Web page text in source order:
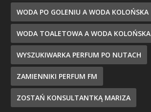
WODA PO GOLENIU A WODA KOLOŃSKA
WODA TOALETOWA A WODA KOLOŃSKA
WYSZUKIWARKA PERFUM PO NUTACH
ZAMIENNIKI PERFUM FM
ZOSTAŃ KONSULTANTKĄ MARIZA